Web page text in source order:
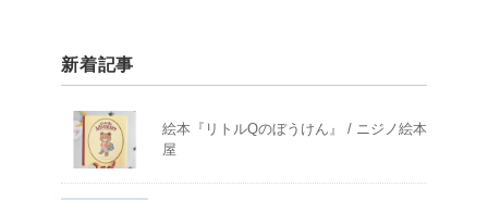
新着記事
絵本『リトルQのぼうけん』 / ニジノ絵本
屋